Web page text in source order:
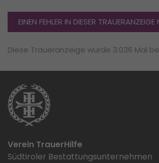
EINEN FEHLER IN DIESER TRAUERANZEIGE
Diese Traueranzeige wurde 3.036 Mal
Verein TrauerHilfe
Südtiroler Bestattungsunternehmen